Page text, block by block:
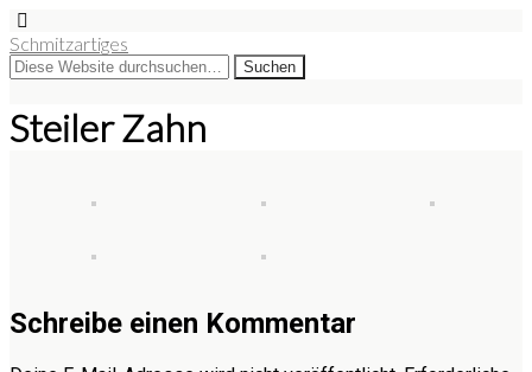
Schmitzartiges
Steiler Zahn
Schreibe einen Kommentar